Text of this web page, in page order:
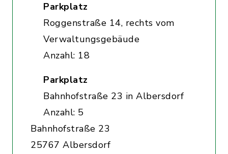
Parkplatz
Roggenstraße 14, rechts vom
Verwaltungsgebäude
Anzahl: 18
Parkplatz
Bahnhofstraße 23 in Albersdorf
Anzahl: 5
Bahnhofstraße 23
25767 Albersdorf